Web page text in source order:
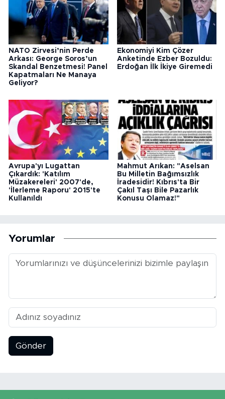
NATO Zirvesi’nin Perde
Arkası: George Soros’un
Skandal Benzetmesi! Panel
Kapatmaları Ne Manaya
Geliyor?
Ekonomiyi Kim Çözer
Anketinde Ezber Bozuldu:
Erdoğan İlk İkiye Giremedi
Avrupa'yı Lugattan
Çıkardık: 'Katılım
Müzakereleri' 2007'de,
'İlerleme Raporu' 2015'te
Kullanıldı
Mahmut Arıkan: "Aselsan
Bu Milletin Bağımsızlık
İradesidir! Kıbrıs'ta Bir
Çakıl Taşı Bile Pazarlık
Konusu Olamaz!"
Yorumlar
Gönder